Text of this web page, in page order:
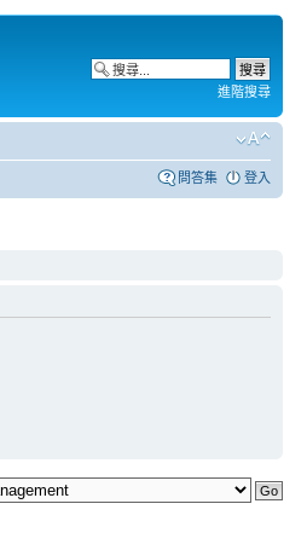
進階搜尋
問答集 登入